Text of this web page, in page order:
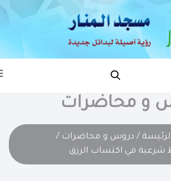
و محاضرات
/ دروس و محاضرات /
شرعية في اكتساب الرزق